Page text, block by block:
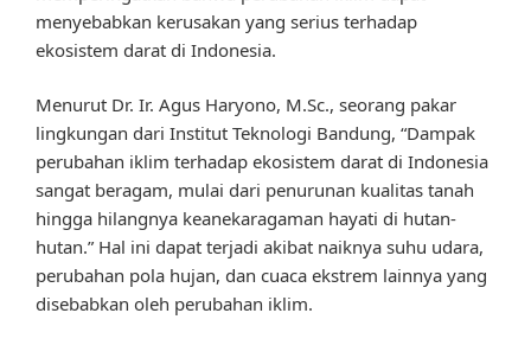
menyebabkan kerusakan yang serius terhadap
ekosistem darat di Indonesia.
Menurut Dr. Ir. Agus Haryono, M.Sc., seorang pakar
lingkungan dari Institut Teknologi Bandung, “Dampak
perubahan iklim terhadap ekosistem darat di Indonesia
sangat beragam, mulai dari penurunan kualitas tanah
hingga hilangnya keanekaragaman hayati di hutan-
hutan.” Hal ini dapat terjadi akibat naiknya suhu udara,
perubahan pola hujan, dan cuaca ekstrem lainnya yang
disebabkan oleh perubahan iklim.